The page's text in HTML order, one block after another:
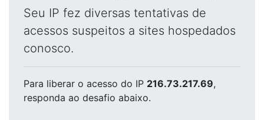
Seu IP fez diversas tentativas de
acessos suspeitos a sites hospedados
conosco.
Para liberar o acesso do IP 216.73.217.69,
responda ao desafio abaixo.